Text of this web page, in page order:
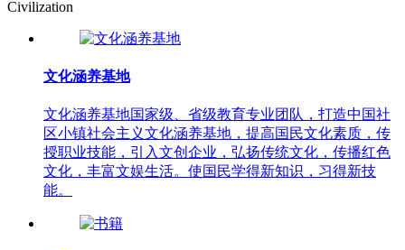
Civilization
文化涵养基地
文化涵养基地国家级、省级教育专业团队，打造中国社
区小镇社会主义文化涵养基地，提高国民文化素质，传
授职业技能，引入文创企业，弘扬传统文化，传播红色
文化，丰富文娱生活。使国民学得新知识，习得新技
能。